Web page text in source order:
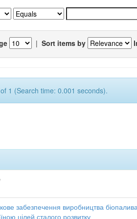
| Sort items by
1 (Search time: 0.001 seconds).
забезпечення виробництва
цілей сталого розвитку